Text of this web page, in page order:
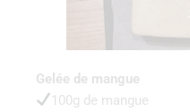
Gelée de mangue
100g de mangue